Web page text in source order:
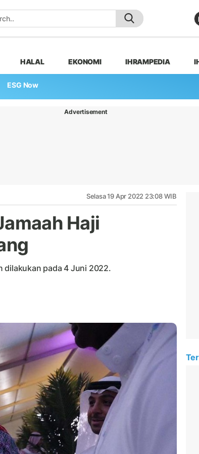
HALAL EKONOMI IHRAMPEDIA
ESG Now
Advertisement
Selasa 19 Apr 2022 23:08 WIB
Haji
dilakukan pada 4 Juni 2022.